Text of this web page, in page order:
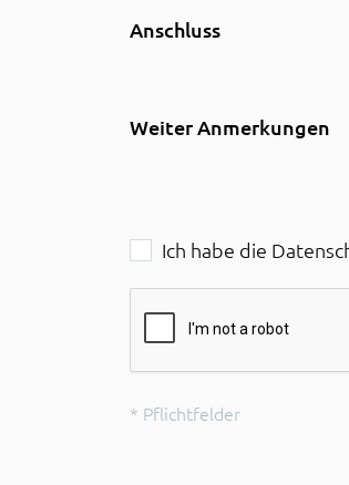
Anschluss
Weiter Anmerkungen
Ich habe die
* Pflichtfelder